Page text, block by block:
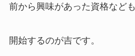
前から興味があった資格なども
開始するのが吉です。